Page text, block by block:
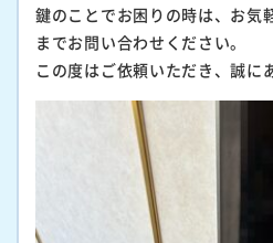
鍵のことでお困りの時は、お気
までお問い合わせください。
この度はご依頼いただき、誠に